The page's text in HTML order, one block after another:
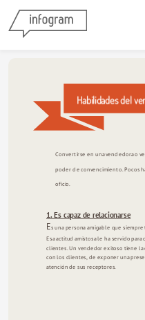
Habilidades del
Convertirse en una vendedora o
poder de convencimiento. Pocos
oficio.
1. Es capaz de relacionarse
Es una persona amigable que
Esa actitud amistosa le ha servido
clientes. Un vendedor exitoso tiene la
con los clientes, de exponer una
atención de sus receptores.